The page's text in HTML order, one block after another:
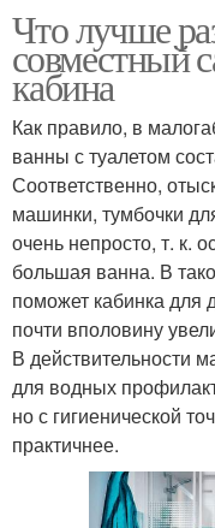
Что лучше
совместный
кабина
Как правило, в
ванны с туалетом
Соответственно,
машинки, тумбочки
очень непросто, т. к.
большая ванна. В
поможет кабинка для
почти вполовину
В действительности
для водных
но с гигиенической
практичнее.